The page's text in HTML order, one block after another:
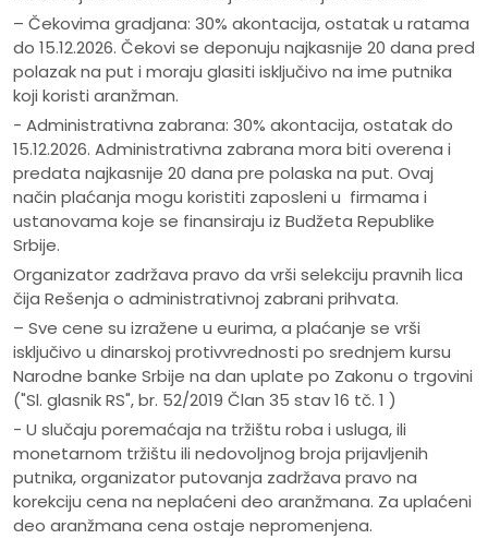
– Čekovima gradjana: 30% akontacija, ostatak u ratama
do 15.12.2026. Čekovi se deponuju najkasnije 20 dana pred
polazak na put i moraju glasiti isključivo na ime putnika
koji koristi aranžman.
- Administrativna zabrana: 30% akontacija, ostatak do
15.12.2026. Administrativna zabrana mora biti overena i
predata najkasnije 20 dana pre polaska na put. Ovaj
način plaćanja mogu koristiti zaposleni u firmama i
ustanovama koje se finansiraju iz Budžeta Republike
Srbije.
Organizator zadržava pravo da vrši selekciju pravnih lica
čija Rešenja o administrativnoj zabrani prihvata.
– Sve cene su izražene u eurima, a plaćanje se vrši
isključivo u dinarskoj protivvrednosti po srednjem kursu
Narodne banke Srbije na dan uplate po Zakonu o trgovini
("Sl. glasnik RS", br. 52/2019 Član 35 stav 16 tč. 1 )
- U slučaju poremaćaja na tržištu roba i usluga, ili
monetarnom tržištu ili nedovoljnog broja prijavljenih
putnika, organizator putovanja zadržava pravo na
korekciju cena na neplaćeni deo aranžmana. Za uplaćeni
deo aranžmana cena ostaje nepromenjena.